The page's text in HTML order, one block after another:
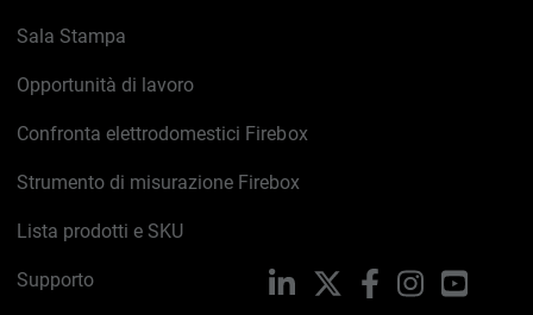
Sala Stampa
Opportunità di lavoro
Confronta elettrodomestici Firebox
Strumento di misurazione Firebox
Lista prodotti e SKU
Supporto LinkedIn FacebookInstagram